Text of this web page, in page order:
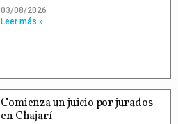
03/08/2026
Leer más »
Comienza un juicio por jurados
en Chajarí